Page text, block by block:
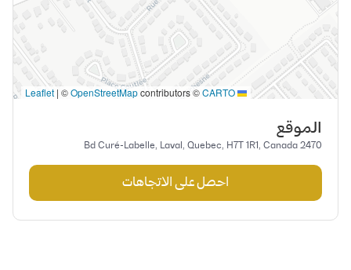
| ©OpenStreetMapcontributors ©CARTO
الموقع
2470 Bd Curé-Labelle, Laval, Quebec, H7T 1R1, Canada
احصل على الاتجاهات